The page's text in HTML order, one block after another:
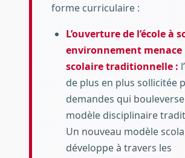
forme curriculaire :
L’ouverture de l’école à
environnement menace
scolaire traditionnelle :
de plus en plus sollicitée
demandes qui
modèle disciplinaire
Un nouveau modèle
développe à travers les